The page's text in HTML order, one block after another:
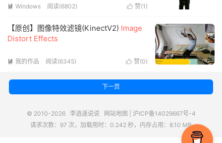
 赞(1 )
 Windows 阅读(6802)
【原创】图像特效滤镜(KinectV2) Image
Distort Effects
 赞(0)
 我的作品 阅读(6345)
下一页
© 2010-2026 李逍遥说说 网站地图
沪ICP备14029667号-4
请求次数：97 次，加载用时：0.242 秒，内存占用：8.10 MB